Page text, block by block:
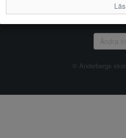
Ändra
© Anderbergs